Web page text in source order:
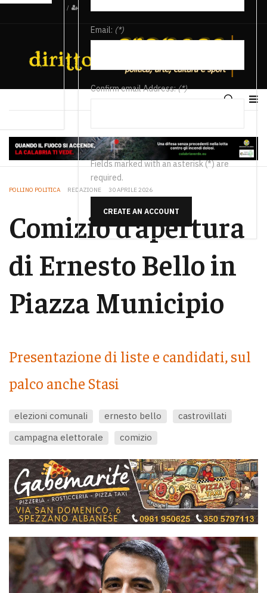
/
Email: (*)
Confirm email Address:(*)
Fields marked with an asterisk (*) are
required.
CREATE AN ACCOUNT
POLLINO POLITICA REDAZIONE 30 APRILE 2026
Comizio d’apertura
di Ernesto Bello in
Piazza Municipio
Presentazione di liste e candidati, sul
palco anche Stasi
elezioni comunali ernesto bello
castrovillati
campagna elettorale
comizio